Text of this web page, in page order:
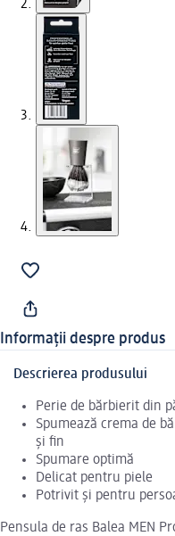
Informații despre produs
Descrierea produsului
Perie de bărbierit din
Spumează crema de
și fin
Spumare optimă
Delicat pentru piele
Potrivit și pentru
Pensula de ras Balea MEN